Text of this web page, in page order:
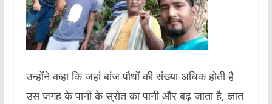
उन्होंने कहा कि जहां बांज पौधों की संख्या अधिक होती है
उस जगह के पानी के स्रोत का पानी और बढ़ जाता है, ज्ञात